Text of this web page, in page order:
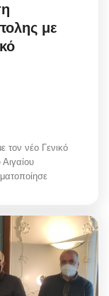
με
τον νέο Γενικό